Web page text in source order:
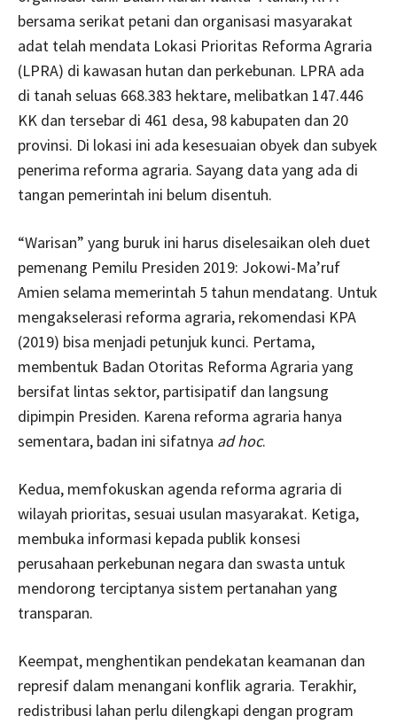
bersama serikat petani dan organisasi masyarakat
adat telah mendata Lokasi Prioritas Reforma Agraria
(LPRA) di kawasan hutan dan perkebunan. LPRA ada
di tanah seluas 668.383 hektare, melibatkan 147.446
KK dan tersebar di 461 desa, 98 kabupaten dan 20
provinsi. Di lokasi ini ada kesesuaian obyek dan subyek
penerima reforma agraria. Sayang data yang ada di
tangan pemerintah ini belum disentuh.
“Warisan” yang buruk ini harus diselesaikan oleh duet
pemenang Pemilu Presiden 2019: Jokowi-Ma’ruf
Amien selama memerintah 5 tahun mendatang. Untuk
mengakselerasi reforma agraria, rekomendasi KPA
(2019) bisa menjadi petunjuk kunci. Pertama,
membentuk Badan Otoritas Reforma Agraria yang
bersifat lintas sektor, partisipatif dan langsung
dipimpin Presiden. Karena reforma agraria hanya
sementara, badan ini sifatnya ad hoc.
Kedua, memfokuskan agenda reforma agraria di
wilayah prioritas, sesuai usulan masyarakat. Ketiga,
membuka informasi kepada publik konsesi
perusahaan perkebunan negara dan swasta untuk
mendorong terciptanya sistem pertanahan yang
transparan.
Keempat, menghentikan pendekatan keamanan dan
represif dalam menangani konflik agraria. Terakhir,
redistribusi lahan perlu dilengkapi dengan program